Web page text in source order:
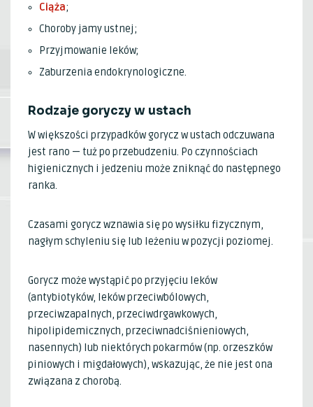
Ciąża;
Choroby jamy ustnej;
Przyjmowanie leków;
Zaburzenia endokrynologiczne.
Rodzaje goryczy w ustach
W większości przypadków gorycz w ustach odczuwana
jest rano — tuż po przebudzeniu. Po czynnościach
higienicznych i jedzeniu może zniknąć do następnego
ranka.
Czasami gorycz wznawia się po wysiłku fizycznym,
nagłym schyleniu się lub leżeniu w pozycji poziomej.
Gorycz może wystąpić po przyjęciu leków
(antybiotyków, leków przeciwbólowych,
przeciwzapalnych, przeciwdrgawkowych,
hipolipidemicznych, przeciwnadciśnieniowych,
nasennych) lub niektórych pokarmów (np. orzeszków
piniowych i migdałowych), wskazując, że nie jest ona
związana z chorobą.